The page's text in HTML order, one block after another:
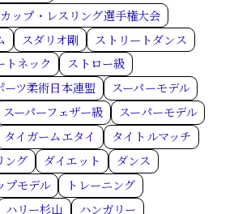
ップ・レスリング選手権大会
スダリオ剛
ストリートダンス
トネック
ストロー級
ーツ柔術日本連盟
スーパーモデル
スーパーフェザー級
スーパーモデル
タイガームエタイ
タイトルマッチ
ング ダイエット
ダンス
プモデル
トレーニング
ハリー杉山
ハンガリー